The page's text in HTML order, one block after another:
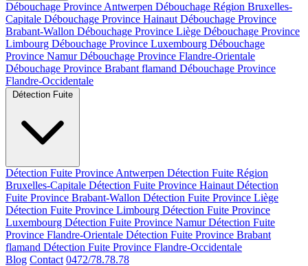
Débouchage Province Antwerpen Débouchage Région Bruxelles-
Capitale Débouchage Province Hainaut Débouchage Province
Brabant-Wallon Débouchage Province Liège Débouchage Province
Limbourg Débouchage Province Luxembourg Débouchage
Province NamurDébouchage Province Flandre-Orientale
Débouchage Province Brabant flamand Débouchage Province
Flandre-Occidentale
Détection Fuite Province Antwerpen Détection Fuite Région
Bruxelles-Capitale Détection Fuite Province Hainaut Détection
Fuite Province Brabant-Wallon Détection Fuite Province Liège
Détection Fuite Province Limbourg Détection Fuite Province
Luxembourg Détection Fuite Province NamurDétection Fuite
Province Flandre-Orientale Détection Fuite Province Brabant
flamand Détection Fuite Province Flandre-Occidentale
Blog Contact 0472/78.78.78